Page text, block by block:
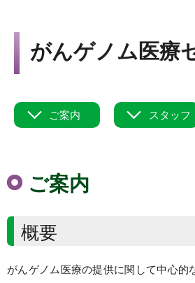
Language
文字サイズ
がんゲノム医療
ご案内 スタッフ
ご案内
概要
がんゲノム医療の提供に関して中心的